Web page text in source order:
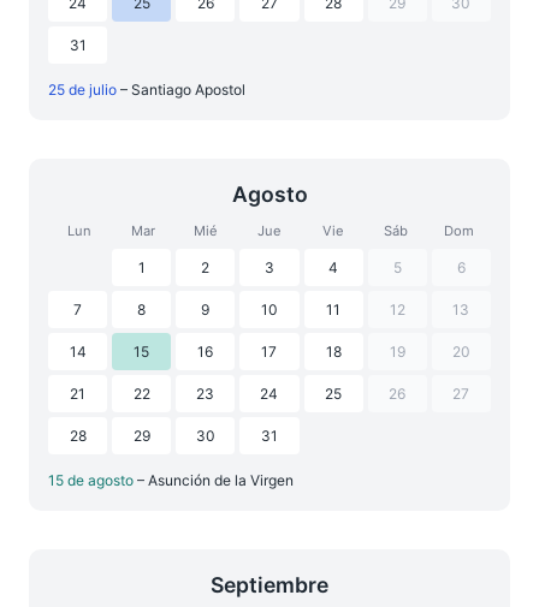
31
25 de julio – Santiago Apostol
Agosto
Lun Mar Mié Jue Vie Sáb Dom
1 2 3 4 5 6
7 8 9 10 11 12 13
14 15 16 17 18 19 20
21 22 23 24 25 26 27
28 29 30 31
15 de agosto – Asunción de la Virgen
Septiembre